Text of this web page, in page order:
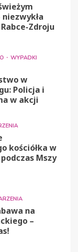
Zdroju
WYPADKI
w
Policja i
w akcji
kościółka w
Mszy
na
–